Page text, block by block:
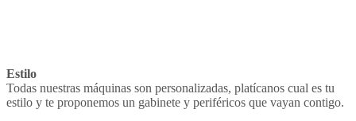
Estilo
Todas nuestras máquinas son personalizadas, platícanos cual es tu
estilo y te proponemos un gabinete y periféricos que vayan contigo.